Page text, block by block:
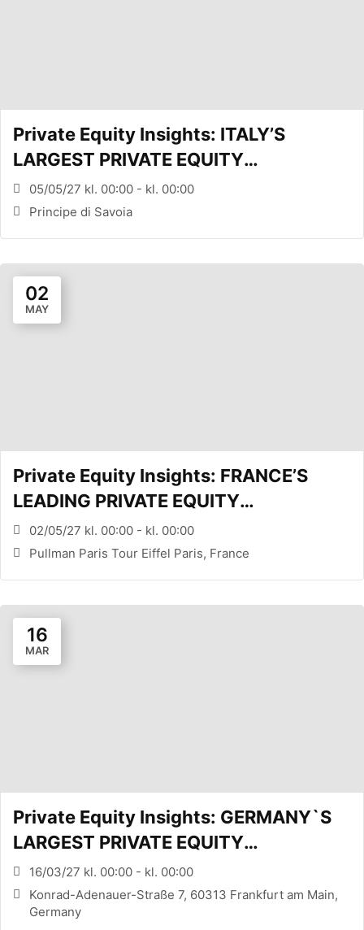
Private Equity Insights: ITALY’S
LARGEST PRIVATE EQUITY
CONFERENCE (MILANO, ITA)
05/05/27 kl. 00:00 - kl. 00:00
Principe di Savoia
02
MAY
Private Equity Insights: FRANCE’S
LEADING PRIVATE EQUITY
CONFERENCE (PARIS, FR)
02/05/27 kl. 00:00 - kl. 00:00
Pullman Paris Tour Eiffel Paris, France
16
MAR
Private Equity Insights: GERMANY`S
LARGEST PRIVATE EQUITY
CONFERENCE (FRANKFURT, DE)
16/03/27 kl. 00:00 - kl. 00:00
Konrad-Adenauer-Straße 7, 60313 Frankfurt am Main,
Germany